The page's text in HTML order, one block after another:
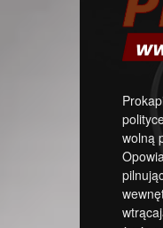
wolną